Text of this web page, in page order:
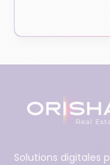
Solutions digitales